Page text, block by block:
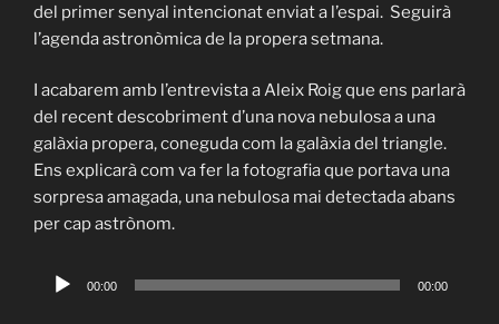
del primer senyal intencionat enviat a l’espai. Seguirà
l’agenda astronòmica de la propera setmana.
I acabarem amb l’entrevista a Aleix Roig que ens parlarà
del recent descobriment d’una nova nebulosa a una
galàxia propera, coneguda com la galàxia del triangle.
Ens explicarà com va fer la fotografia que portava una
sorpresa amagada, una nebulosa mai detectada abans
per cap astrònom.
Reproductor
00:00 00:00